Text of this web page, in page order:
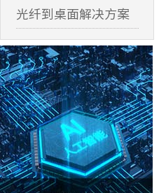
光纤到桌面解决方案